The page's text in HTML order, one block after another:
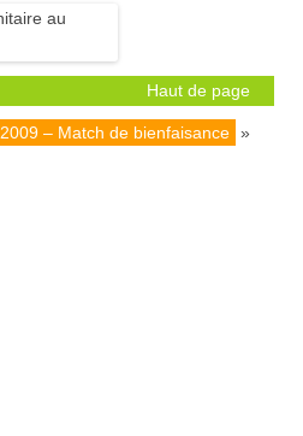
Haut de page
2009 – Match de bienfaisance »